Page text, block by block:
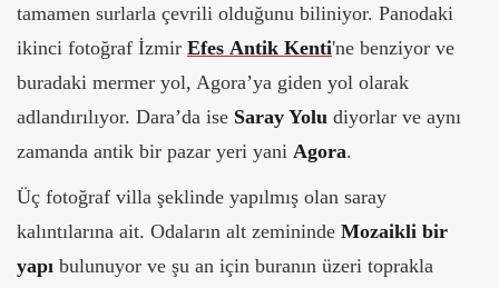
tamamen surlarla çevrili olduğunu biliniyor. Panodaki
ikinci fotoğraf İzmir Efes Antik Kenti'ne benziyor ve
buradaki mermer yol, Agora’ya giden yol olarak
adlandırılıyor. Dara’da ise Saray Yolu diyorlar ve aynı
zamanda antik bir pazar yeri yani Agora.
Üç fotoğraf villa şeklinde yapılmış olan saray
kalıntılarına ait. Odaların alt zemininde Mozaikli bir
yapı bulunuyor ve şu an için buranın üzeri toprakla